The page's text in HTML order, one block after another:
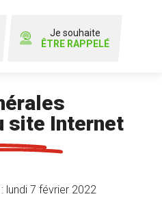
Je souhaite
ÊTRE RAPPELÉ
site Internet
lundi 7 février 2022